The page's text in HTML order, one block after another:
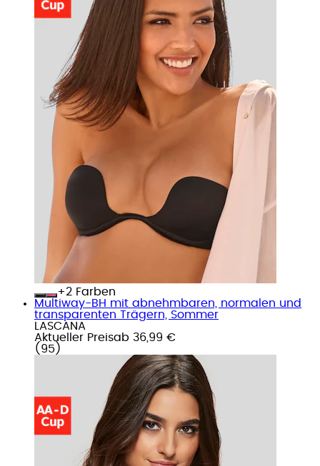
+
Farben
Multiway-BH mit abnehmbaren, normalen und
transparenten Trägern, Sommer
LASCANA
Aktueller Preisab 36,99 €
( 95 )